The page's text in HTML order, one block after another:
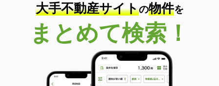
大手不動産サイトの物件を
まとめて検索！